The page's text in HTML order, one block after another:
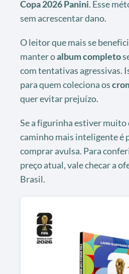
Copa 2026 Panini. Esse
sem acrescentar dano.
O leitor que mais se
manter oalbum completo
com tentativas agressivas.
para quem coleciona os
quer evitar prejuízo.
Se a figurinha estiver muito
caminho mais inteligente é
comprar avulsa. Para
preço atual, vale checar a
Brasil.